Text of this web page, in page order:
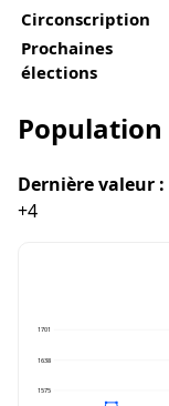
Circonscription
Prochaines
élections
Population
Dernière valeur :
+4
1701
1638
1575